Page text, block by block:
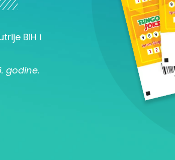
BiH i
godine.